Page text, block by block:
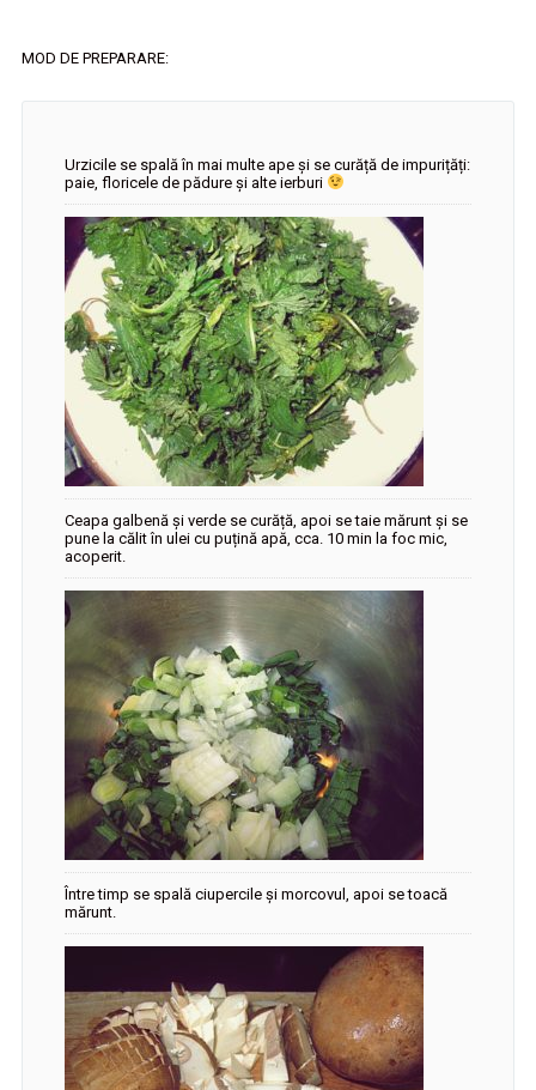
MOD DE PREPARARE:
Urzicile se spală în mai multe ape și se curăță de impurițăți:
paie, floricele de pădure și alte ierburi
Ceapa galbenă și verde se curăță, apoi se taie mărunt și se
pune la călit în ulei cu puțină apă, cca. 10 min la foc mic,
acoperit.
Între timp se spală ciupercile și morcovul, apoi se toacă
mărunt.